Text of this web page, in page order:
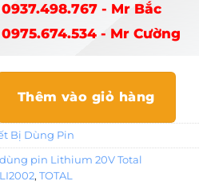
- Mr Bắc
- Mr Cường
pin Lithium 20V Total
Thêm vào giỏ hàng
Bị Dùng Pin
pin Lithium 20V Total
, TOTAL